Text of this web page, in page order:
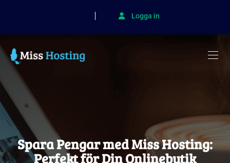
Logga in
Spara Pengar med Miss Hosting:
Perfekt för Din Onlinebutik